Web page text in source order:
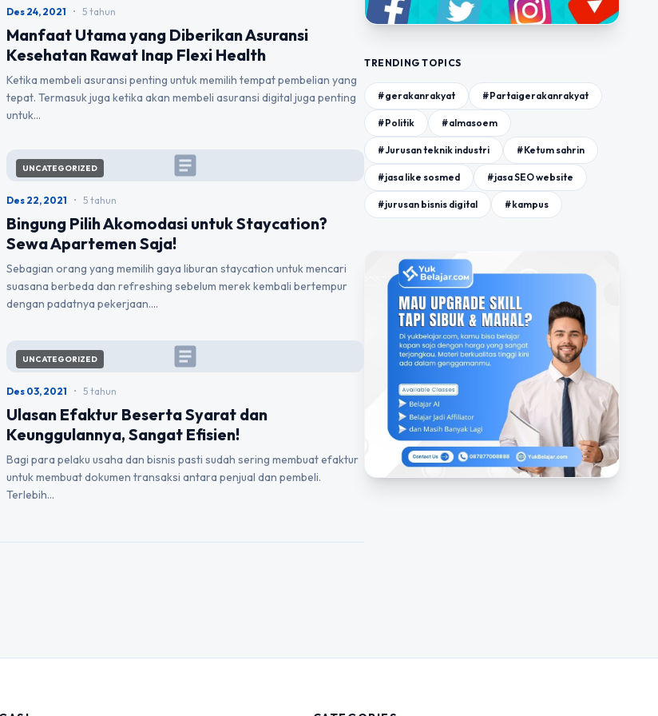
Des 24, 2021 • 5 tahun
Manfaat Utama yang Diberikan Asuransi
Kesehatan Rawat Inap Flexi Health
Ketika membeli asuransi penting untuk memilih tempat pembelian yang
tepat. Termasuk juga ketika akan membeli asuransi digital juga penting
untuk…
article
UNCATEGORIZED
Des 22, 2021 • 5 tahun
Bingung Pilih Akomodasi untuk Staycation?
Sewa Apartemen Saja!
Sebagian orang yang memilih gaya liburan staycation untuk mencari
suasana berbeda dan refreshing sebelum merek kembali bertempur
dengan padatnya pekerjaan.…
article
UNCATEGORIZED
Des 03, 2021 • 5 tahun
Ulasan Efaktur Beserta Syarat dan
Keunggulannya, Sangat Efisien!
Bagi para pelaku usaha dan bisnis pasti sudah sering membuat efaktur
untuk membuat dokumen transaksi antara penjual dan pembeli.
Terlebih…
TRENDING TOPICS
#gerakanrakyat #Partaigerakanrakyat
#Politik #almasoem
#Jurusan teknik industri #Ketum sahrin
#jasa like sosmed #jasa SEO website
#jurusan bisnis digital #kampus